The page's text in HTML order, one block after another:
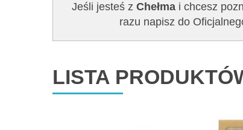
Jeśli jesteś z Chełmai chcesz
razu napisz do
LISTA